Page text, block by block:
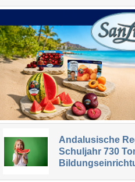
Andalusische
Schuljahr 730